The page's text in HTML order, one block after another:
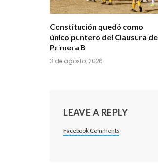
Constitución quedó como
único puntero del Clausura de
Primera B
3 de agosto, 2026
LEAVE A REPLY
Facebook Comments